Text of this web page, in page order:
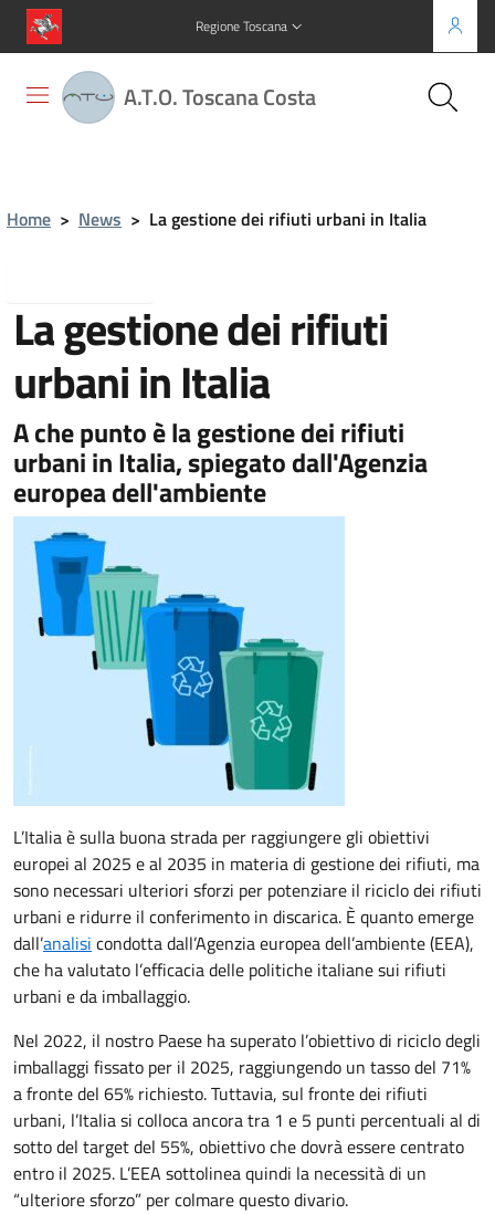
Regione Toscana
A.T.O. Toscana Costa
Home > News > La gestione dei rifiuti urbani in Italia
La gestione dei rifiuti
urbani in Italia
A che punto è la gestione dei rifiuti
urbani in Italia, spiegato dall'Agenzia
europea dell'ambiente
L’Italia è sulla buona strada per raggiungere gli obiettivi
europei al 2025 e al 2035 in materia di gestione dei rifiuti, ma
sono necessari ulteriori sforzi per potenziare il riciclo dei rifiuti
urbani e ridurre il conferimento in discarica. È quanto emerge
dall’analisi condotta dall’Agenzia europea dell’ambiente (EEA),
che ha valutato l’efficacia delle politiche italiane sui rifiuti
urbani e da imballaggio.
Nel 2022, il nostro Paese ha superato l’obiettivo di riciclo degli
imballaggi fissato per il 2025, raggiungendo un tasso del 71%
a fronte del 65% richiesto. Tuttavia, sul fronte dei rifiuti
urbani, l’Italia si colloca ancora tra 1 e 5 punti percentuali al di
sotto del target del 55%, obiettivo che dovrà essere centrato
entro il 2025. L’EEA sottolinea quindi la necessità di un
“ulteriore sforzo” per colmare questo divario.